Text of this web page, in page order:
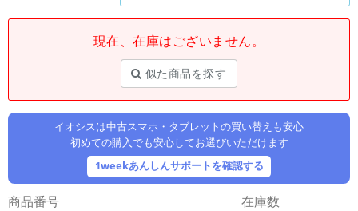
現在、在庫はございません。
似た商品を探す
イオシスは中古スマホ・タブレットの買い替えも安心
初めての購入でも安心してお選びいただけます
1weekあんしんサポートを確認する
商品番号 在庫数
「スマートフォン」「タブレット」など
メーカー
製造、販売メーカーの絞り込み
機能・特徴
商品の搭載機能による絞り込み